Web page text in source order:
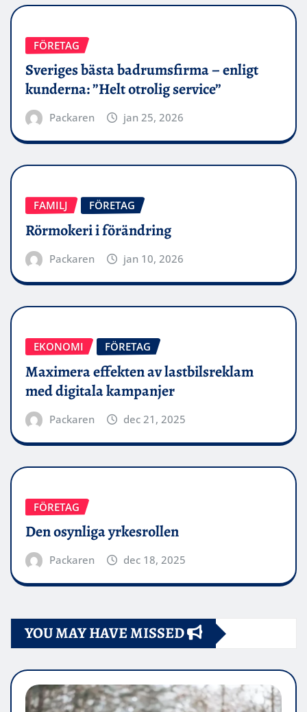
FÖRETAG
Sveriges bästa badrumsfirma – enligt
kunderna: ”Helt otrolig service”
Packaren jan 25, 2026
FAMILJ FÖRETAG
Rörmokeri i förändring
Packaren jan 10, 2026
EKONOMI FÖRETAG
Maximera effekten av lastbilsreklam
med digitala kampanjer
Packaren dec 21, 2025
FÖRETAG
Den osynliga yrkesrollen
Packaren dec 18, 2025
YOU MAY HAVE MISSED